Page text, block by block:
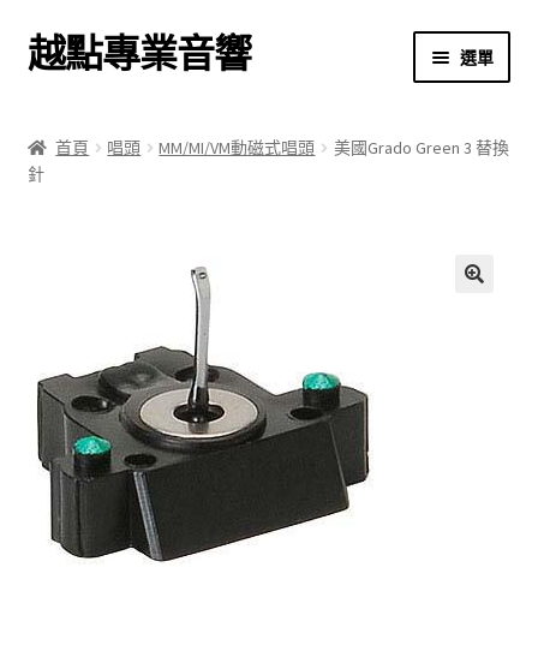
跳
至
覽
列
跳
至
要
內
越點專業音響 選單
商店
結帳
購物車
首頁 唱頭 MM/MI/VM動磁式唱頭
美國Grado Green 3 替換
針